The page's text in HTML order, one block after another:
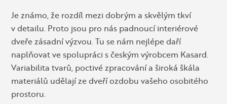
Je známo, že rozdíl mezi dobrým a skvělým tkví
v detailu. Proto jsou pro nás padnoucí interiérové
dveře zásadní výzvou. Tu se nám nejlépe daří
naplňovat ve spolupráci s českým výrobcem Kasard.
Variabilita tvarů, poctivé zpracování a široká škála
materiálů udělají ze dveří ozdobu vašeho osobitého
prostoru.